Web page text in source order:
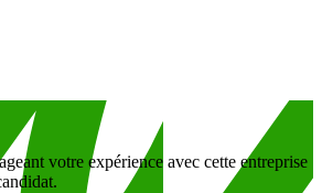
votre expérience avec cette entreprise